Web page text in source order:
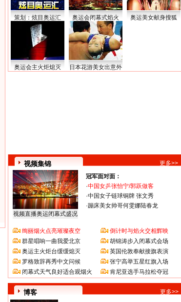
策划：炫目奥运汇 奥运会闭幕式焰火 奥运美女献身搜狐
奥运会主火炬熄灭 日本花游美女出意外
视频集锦 更多>>
视频直播奥运闭幕式盛况
冠军面对面：
·中国女乒张怡宁/郭跃做客
·中国女子链球铜牌 张文秀
·蹦床美女帅哥何雯娜陆春龙
绚丽烟火点亮璀璨夜空
群星唱响一曲我爱北京
奥运主火炬台缓缓熄灭
罗格致辞再秀中文问候
闭幕式天气良好适合观烟火
倒计时与焰火交相辉映
胡锦涛步入闭幕式会场
英国伦敦奉献接旗表演
张宁高举五星红旗入场
肯尼亚选手马拉松夺冠
博客 更多>>